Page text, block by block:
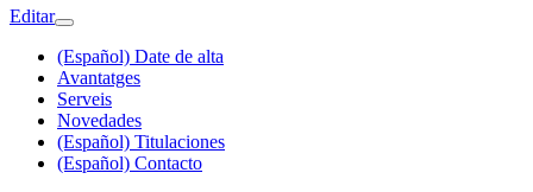
Editar
(Español) Date de alta
Avantatges
Serveis
Novedades
(Español) Titulaciones
(Español) Contacto